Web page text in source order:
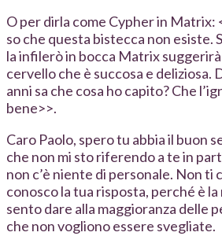
O per dirla come Cypher in Matrix:
so che questa bistecca non esiste.
la infilerò in bocca Matrix suggerirà
cervello che è succosa e deliziosa.
anni sa che cosa ho capito? Che
bene>>.
Caro Paolo, spero tu abbia il buon
che non mi sto riferendo a te in
non c’è niente di personale. Non ti
conosco la tua risposta, perché è
sento dare alla maggioranza delle
che non vogliono essere svegliate.